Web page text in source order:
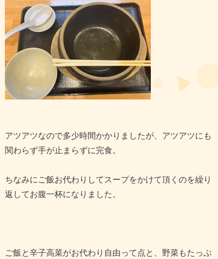
アツアツなので多少時間かかりましたが、アツアツにも
関わらず手が止まらずに完食。
ちなみにご飯お代わりしてスープをかけて頂くのを繰り
返してお腹一杯になりました。
ご飯と辛子高菜がお代わり自由って点と、野菜もたっぷ